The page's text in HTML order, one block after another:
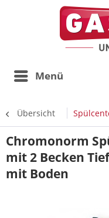
Menü
Übersicht
Chromonorm
mit 2 Becken
mit Boden